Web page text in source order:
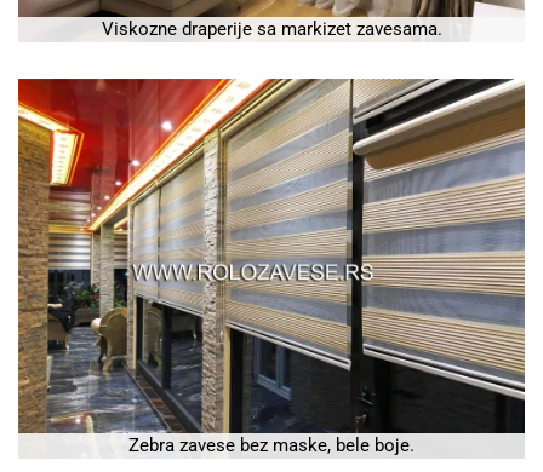
Viskozne draperije sa markizet zavesama.
Zebra zavese bez maske, bele boje.